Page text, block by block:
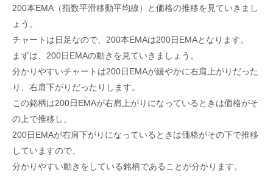
200本EMA（指数平滑移動平均線）と価格の推移を見ていきまし
ょう。
チャートは日足なので、200本EMAは200日EMAとなります。
まずは、200日EMAの動きを見ていきましょう。
分かりやすいチャートは200日EMAが緩やかに右肩上がりだった
り、右肩下がりだったりします。
この銘柄は200日EMAが右肩上がりになっているときは価格がそ
の上で推移し、
200日EMAが右肩下がりになっているときは価格がその下で推移
していますので、
分かりやすい動きをしている銘柄であることが分かります。